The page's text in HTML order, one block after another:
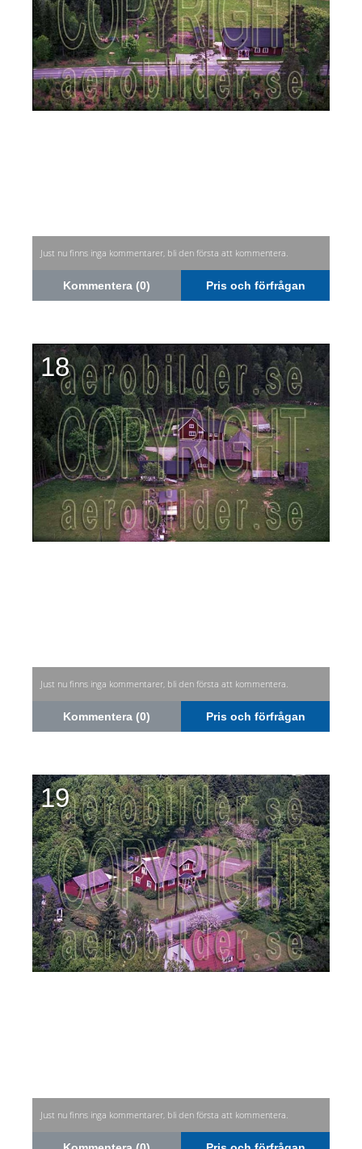
Just nu finns inga kommentarer, bli den första att kommentera.
Kommentera (0) Pris och förfrågan
18
Just nu finns inga kommentarer, bli den första att kommentera.
Kommentera (0) Pris och förfrågan
19
Just nu finns inga kommentarer, bli den första att kommentera.